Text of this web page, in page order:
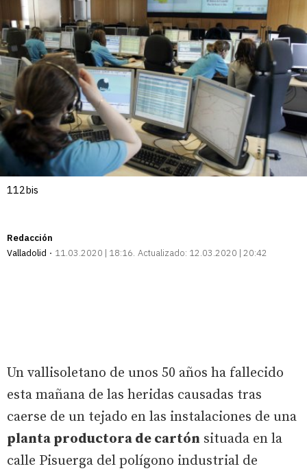
112bis
Redacción
Valladolid
11.03.2020 | 18:16 Actualizado: 12.03.2020 | 20:42
Un vallisoletano de unos 50 años ha fallecido
esta mañana de las heridas causadas tras
caerse de un tejado en las instalaciones de una
planta productora de cartón situada en la
calle Pisuerga del polígono industrial de